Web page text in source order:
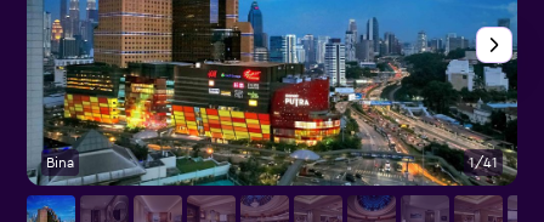
Bina 1/41